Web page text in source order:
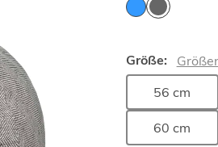
Größe:
56 cm
60 cm